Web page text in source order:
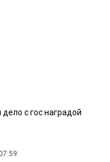
с гос наградой